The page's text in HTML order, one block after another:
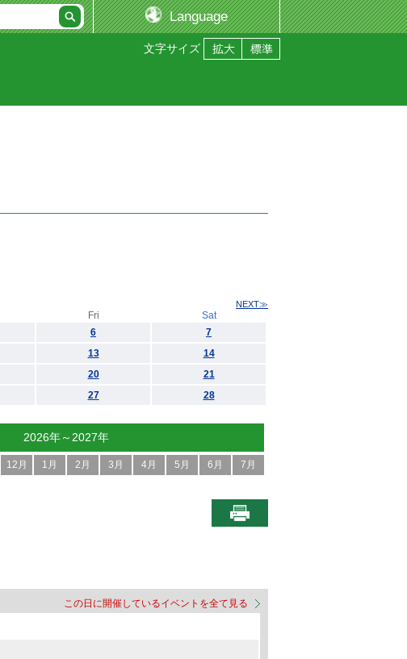
Language
文字サイズ
NEXT≫
Fri
Sat
6
7
13
14
20
21
27 28
2026年～2027年
12月 1月 2月 3月 4月 5月 6月 7月
この日に開催しているイベントを全て見る